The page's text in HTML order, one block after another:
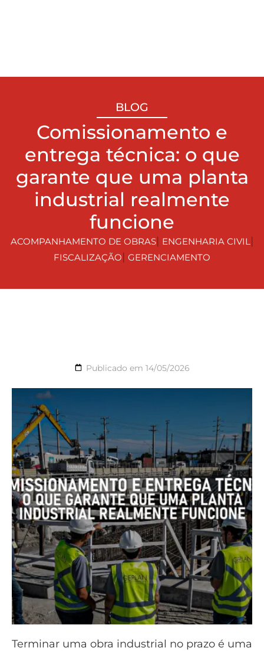
BLOG
Comissionamento e
entrega técnica: o que
garante que uma planta
industrial realmente
funcione
ACOMPANHAMENTO DE OBRAS| ENGENHARIA CIVIL |
FISCALIZAÇÃO| GERENCIAMENTO
Publicado em 14/05/2026
Terminar uma obra industrial no prazo é uma